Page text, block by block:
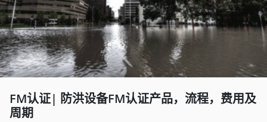
FM认证| 防洪设备FM认证产品，流程，费用及
周期